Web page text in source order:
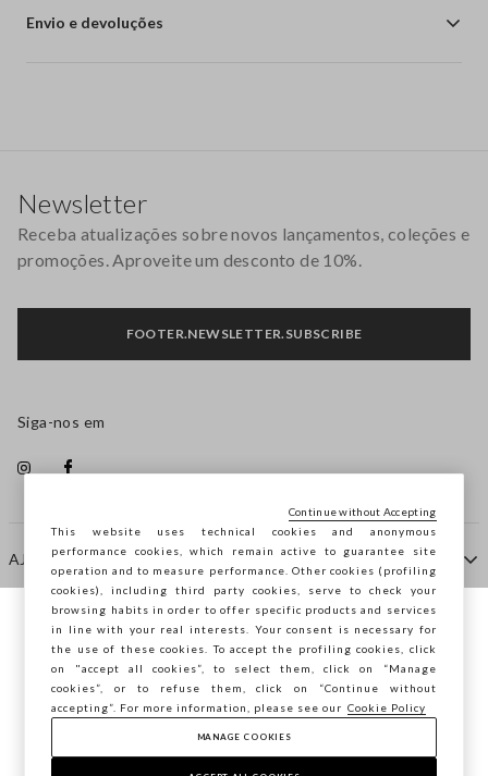
Envio e devoluções
AJUDA
EMPRESA
CONTACTE-NOS
Newsletter
Receba atualizações sobre novos lançamentos, coleções e
promoções. Aproveite um desconto de 10%.
FOOTER.NEWSLETTER.SUBSCRIBE
Siga-nos em
Está a navegar na STEFANEL Portugal,
deseja guardar a sua localização?
CONFIRMAR
This website uses technical cookies and anonymous
performance cookies, which remain active to guarantee site
operation and to measure performance. Other cookies (profiling
cookies), including third party cookies, serve to check your
browsing habits in order to offer specific products and services
in line with your real interests. Your consent is necessary for
the use of these cookies. To accept the profiling cookies, click
on "accept all cookies”, to select them, click on “Manage
cookies”, or to refuse them, click on “Continue without
accepting”. For more information, please see our Cookie Policy
MANAGE COOKIES
Continue without Accepting